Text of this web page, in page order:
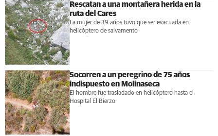
Rescatan a una montañera herida en la
ruta del Cares
La mujer de 39 años tuvo que ser evacuada en
helicóptero de salvamento
Socorren a un peregrino de 75 años
indispuesto en Molinaseca
El hombre fue trasladado en helicóptero hasta el
Hospital El Bierzo